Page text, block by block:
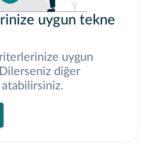
uygun tekne
uygun
diğer